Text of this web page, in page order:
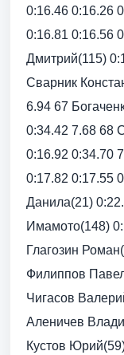
0:16.46 0:16.26
0:16.81 0:16.56
Дмитрий(115)
Сварник
6.94 67
0:34.42 7.68 68
0:16.92 0:34.70
0:17.82 0:17.55
Данила(21)
Имамото(148)
Глагозин
Филиппов
Чигасов
Аленичев
Кустов